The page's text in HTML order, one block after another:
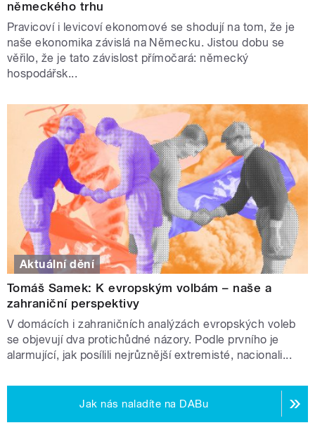
německého trhu
Pravicoví i levicoví ekonomové se shodují na tom, že je
naše ekonomika závislá na Německu. Jistou dobu se
věřilo, že je tato závislost přímočará: německý
hospodářsk...
Aktuální dění
Tomáš Samek: K evropským volbám – naše a
zahraniční perspektivy
V domácích i zahraničních analýzách evropských voleb
se objevují dva protichůdné názory. Podle prvního je
alarmující, jak posílili nejrůznější extremisté, nacionali...
Jak nás naladíte na DABu